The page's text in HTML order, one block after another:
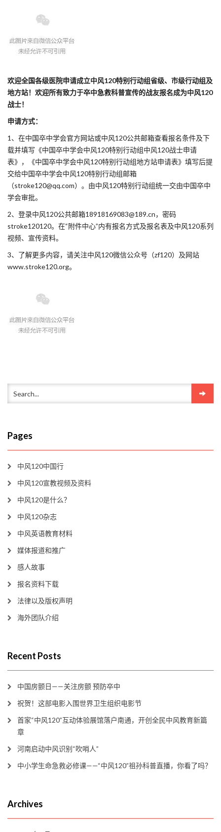
欢迎全国各级医院申请成立中风120特别行动组省级、市级行动组及
地方站！欢迎所有致力于卒中急救科普宣传的战友报名成为中风120
战士！
申请方式：
1、在中国卒中学会官方网站或中风120公共邮箱查看报名条件及下
载并填写《中国卒中学会中风120特别行动组中风120战士申请
表》，《中国卒中学会中风120特别行动组地方站申请表》填写后提
交给中国卒中学会中风120特别行动组邮箱
（stroke120@qq.com）。由中风120特别行动组统一交由中国卒中
学会审批。
2、登录中风120公共邮箱18918169083@189.cn，密码
stroke120120。在“附件中心”内有报名方式及报名表及中风120系列
视频、宣传资料。
3、了解更多内容，请关注中风120微信公众号（zf120）及网站
www.stroke120.org。
Pages
中风120中国行
中风120宣教视频及资料
中风120是什么？
中风120杂志
中风英语教育材料
媒体报道和推广
感人故事
报名资料下载
法律以及版权声明
海外团队介绍
Recent Posts
中国房颤日——关注房颤 预防卒中
祝贺！这部电影入围世界卫生组织电影节
首家“中风120”互动体验展馆落户南通，开创全民中风教育新篇
章
河南启动中风识别“吹哨人”
中小学生命急救必修课——“中风120”祖孙科普直播，你看了吗？
Archives